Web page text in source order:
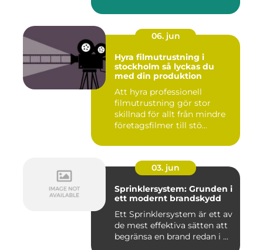
06. jun
Hyra filmutrustning i
stockholm så lyckas du
med din produktion
Att hyra professionell
filmutrustning gör stor
skillnad för allt från mindre
företagsfilmer till stö...
03. jun
Sprinklersystem: Grunden i
ett modernt brandskydd
Ett Sprinklersystem är ett av
de mest effektiva sätten att
begränsa en brand redan i ...